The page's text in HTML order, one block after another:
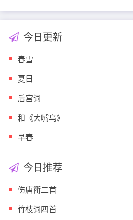
今日更新
春雪
夏日
后宫词
和《大嘴乌》
早春
今日推荐
伤唐衢二首
竹枝词四首